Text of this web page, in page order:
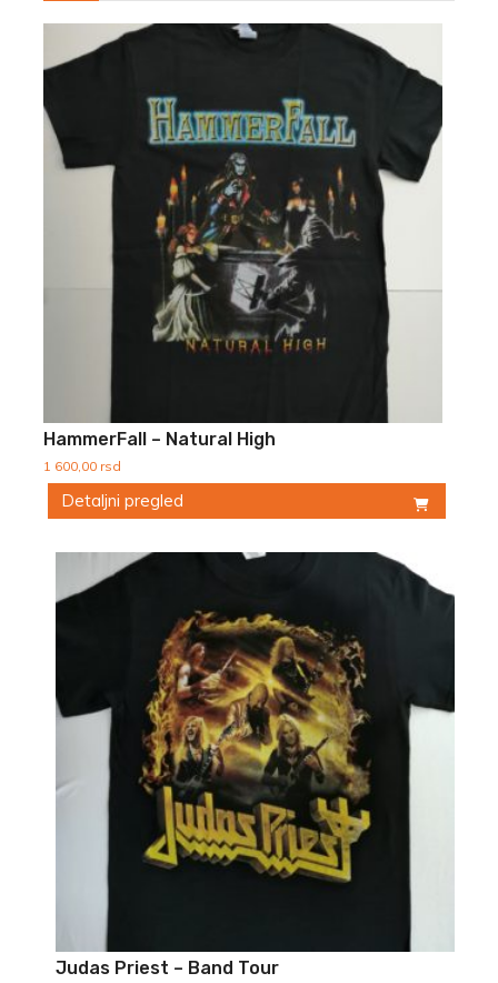
HammerFall – Natural High
1 600,00 rsd
Detaljni pregled
više
biti
proizvoda.
Judas Priest – Band Tour